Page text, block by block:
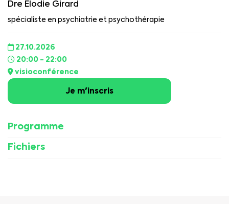
Dre Elodie Girard
spécialiste en psychiatrie et psychothérapie
27.10.2026
20:00 - 22:00
visioconférence
Je m'inscris
Programme
Fichiers